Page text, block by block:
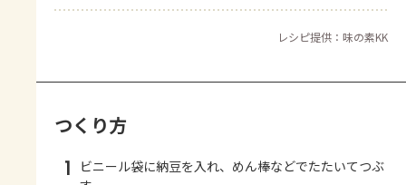
レシピ提供：味の素KK
つくり方
1
ビニール袋に納豆を入れ、めん棒などでたたいてつぶ